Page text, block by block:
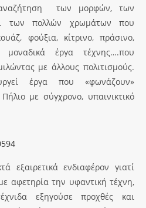
των μορφών, των
των πολλών χρωμάτων που
φούξια, κίτρινο, πράσινο,
έργα τέχνης….που
με άλλους πολιτισμούς.
έργα που «φωνάζουν»
με σύγχρονο, υπαινικτικό
εξαιρετικά ενδιαφέρον γιατί
αφετηρία την υφαντική τέχνη,
εξηγούσε προχθές και